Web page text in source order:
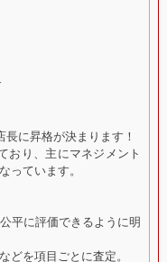
に昇格が決まります！
おり、主にマネジメント
っています。
平に評価できるように明
どを項目ごとに査定。